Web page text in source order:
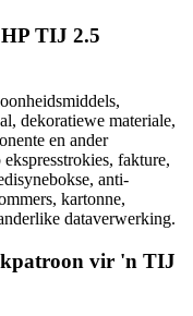
TIJ 2.5
dekoratiewe materiale,
en ander
fakture,
anti-
kartonne,
dataverwerking.
vir 'n TIJ